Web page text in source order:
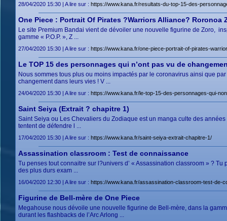
28/04/2020 15:30 | A lire sur : https://www.kana.fr/resultats-du-top-15-des-
One Piece : Portrait Of Pirates ?Warriors Alliance? Roronoa
Le site Premium Bandai vient de dévoiler une nouvelle figurine de Zoro,
gamme « P.O.P. », Z ...
27/04/2020 15:30 | A lire sur : https://www.kana.fr/one-piece-portrait-of-pirates-
Le TOP 15 des personnages qui n’ont pas vu de
Nous sommes tous plus ou moins impactés par le coronavirus ainsi que
changement dans leurs vies ! V ...
24/04/2020 15:30 | A lire sur : https://www.kana.fr/le-top-15-des-personnages-qui-
Saint Seiya (Extrait ? chapitre 1)
Saint Seiya ou Les Chevaliers du Zodiaque est un manga culte des
tentent de défendre l ...
17/04/2020 15:30 | A lire sur : https://www.kana.fr/saint-seiya-extrait-chapitre-1/
Assassination classroom : Test de connaissance
Tu penses tout connaitre sur l?univers d’ « Assassination classroom » ?
des plus durs exam ...
16/04/2020 12:30 | A lire sur : https://www.kana.fr/assassination-classroom-test-de-
Figurine de Bell-mère de One Piece
Megahouse nous dévoile une nouvelle figurine de Bell-mère, dans la
durant les flashbacks de l’Arc Arlong ...